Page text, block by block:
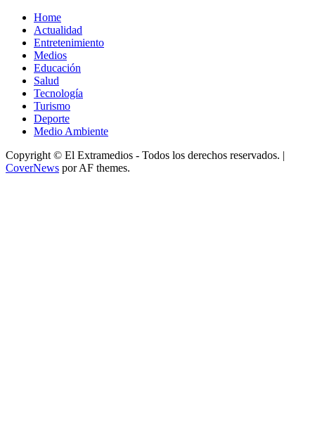
Home
Actualidad
Entretenimiento
Medios
Educación
Salud
Tecnología
Turismo
Deporte
Medio Ambiente
Copyright © El Extramedios - Todos los derechos reservados. |
CoverNews por AF themes.